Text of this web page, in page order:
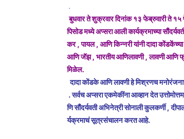
.
बुधवार ते शुक्रवार दिनांक १३ फेब्रुवारी ते १५
पिसोड मध्ये अप्सरा आली कार्यक्रमाच्या
कर , पायल , आणि किन्नरी यांनी दादा
आणि जॅझ , भारतीय आणिलावणी , लावणी आणि
मिळेल.
दादा कोंडके आणि लावणी हे मिश्रणच
. सर्वच अप्सरा एकमेकींना आव्हान देत
णि सौंदर्यवती अभिनेत्री सोनाली कुलकर्णी ,
र्यक्रमाचं सूत्रसंचालन करत आहे.